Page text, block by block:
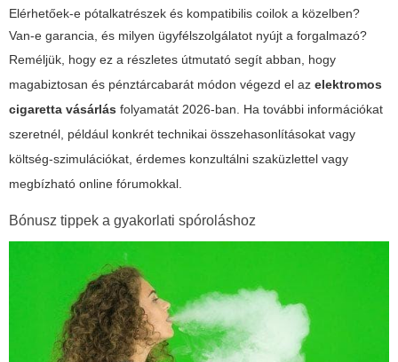
Elérhetőek-e pótalkatrészek és kompatibilis coilok a közelben?
Van-e garancia, és milyen ügyfélszolgálatot nyújt a forgalmazó?
Reméljük, hogy ez a részletes útmutató segít abban, hogy
magabiztosan és pénztárcabarát módon végezd el az elektromos
cigaretta vásárlás folyamatát 2026-ban. Ha további információkat
szeretnél, például konkrét technikai összehasonlításokat vagy
költség-szimulációkat, érdemes konzultálni szaküzlettel vagy
megbízható online fórumokkal.
Bónusz tippek a gyakorlati spóroláshoz